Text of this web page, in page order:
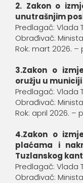
2. Zakon o
unutrašnjim
Predlagač: Vlada
Obrađivač:
Rok: mart 2026. –
3.Zakon o
oružju u municiji
Predlagač: Vlada
Obrađivač:
Rok: april 2026. –
4.Zakon o
plaćama i
Tuzlanskog
Predlagač: Vlada
Obrađivač: